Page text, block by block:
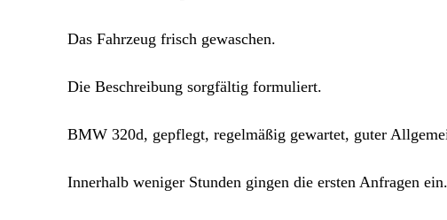
Das Fahrzeug frisch gewaschen.
Die Beschreibung sorgfältig formuliert.
BMW 320d, gepflegt, regelmäßig gewartet, guter
Innerhalb weniger Stunden gingen die ersten Anfragen ein.